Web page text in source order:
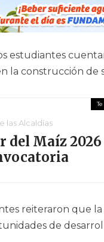
estudiantes
la construcción de
las Alcaldías
del Maíz
reiteraron que
de